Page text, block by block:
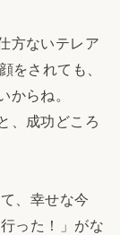
方ないテレア
をされても、
からね。
、成功どころ
、幸せな今
った！」がな